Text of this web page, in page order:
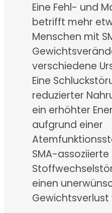
Eine Fehl- und
betrifft mehr
Menschen mit
verschiedene
Eine
reduzierter
ein erhöhter
aufgrund einer
SMA-assoziierte
einen